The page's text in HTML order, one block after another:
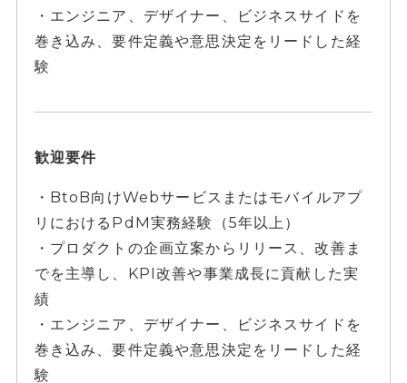
・エンジニア、デザイナー、ビジネスサイドを
巻き込み、要件定義や意思決定をリードした経
験
歓迎要件
・BtoB向けWebサービスまたはモバイルアプ
リにおけるPdM実務経験（5年以上）
・プロダクトの企画立案からリリース、改善ま
でを主導し、KPI改善や事業成長に貢献した実
績
・エンジニア、デザイナー、ビジネスサイドを
巻き込み、要件定義や意思決定をリードした経
験